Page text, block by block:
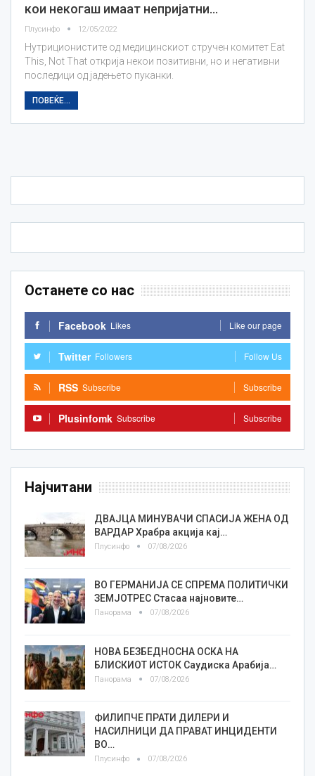
кои некогаш имаат непријатни…
Плусинфо 12/05/2022
Нутриционистите од медицинскиот стручен комитет Eat
This, Not That открија некои позитивни, но и негативни
последици од јадењето пуканки.
ПОВЕЌЕ...
Останете со нас
Facebook Likes Like our page
Twitter Followers Follow Us
RSS Subscribe Subscribe
Plusinfomk Subscribe Subscribe
Најчитани
ДВАЈЦА МИНУВАЧИ СПАСИЈА ЖЕНА ОД
ВАРДАР Храбра акција кај…
Плусинфо 07/08/2026
ВО ГЕРМАНИЈА СЕ СПРЕМА ПОЛИТИЧКИ
ЗЕМЈОТРЕС Стасаа најновите…
Панорама 07/08/2026
НОВА БЕЗБЕДНОСНА ОСКА НА
БЛИСКИОТ ИСТОК Саудиска Арабија…
Панорама 07/08/2026
ФИЛИПЧЕ ПРАТИ ДИЛЕРИ И
НАСИЛНИЦИ ДА ПРАВАТ ИНЦИДЕНТИ
ВО…
Плусинфо 07/08/2026